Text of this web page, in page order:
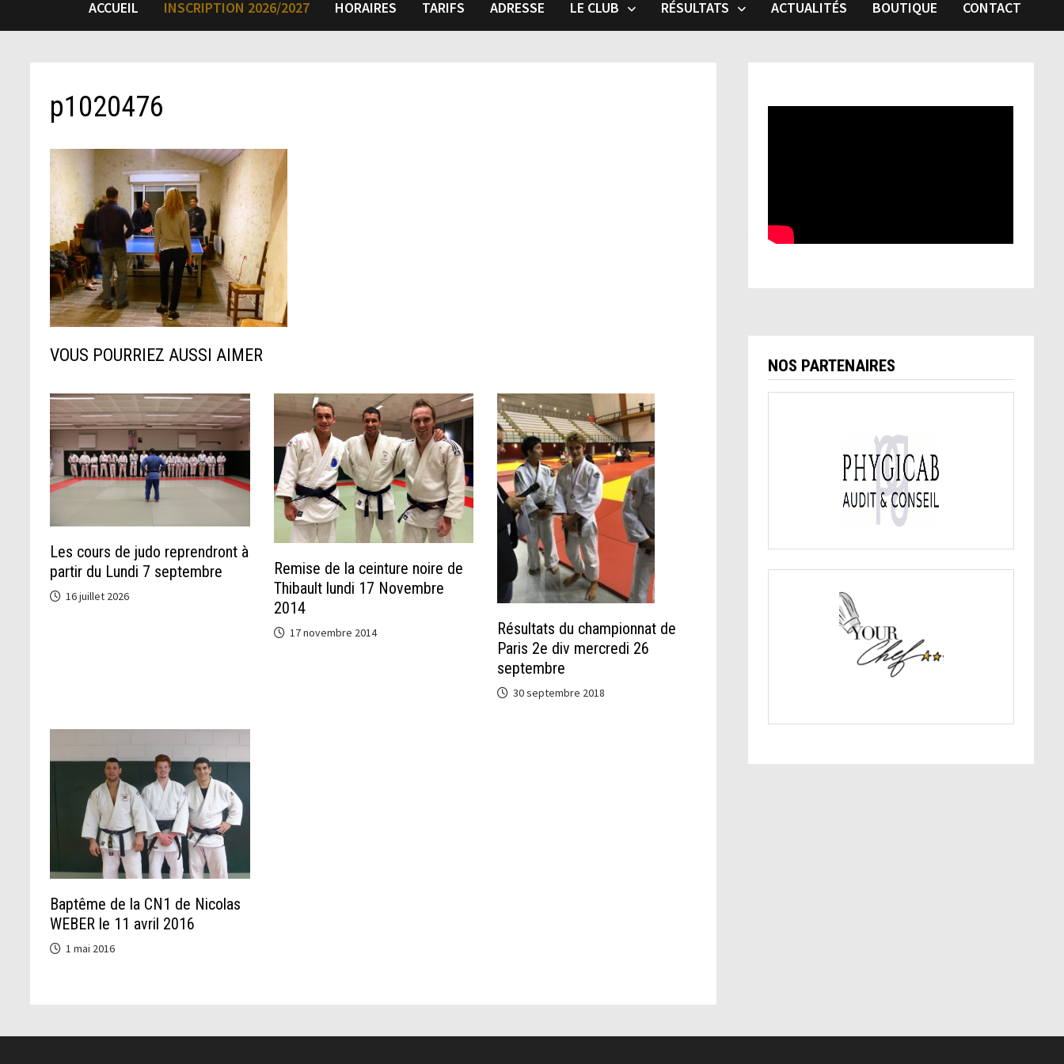
ACCUEIL INSCRIPTION 2026/2027 HORAIRES TARIFS ADRESSE LE CLUB RÉSULTATS ACTUALITÉS BOUTIQUE CONTACT
p1020476
VOUS POURRIEZ AUSSI AIMER
Les cours de judo reprendront à
partir du Lundi 7 septembre
16 juillet 2026
Remise de la ceinture noire de
Thibault lundi 17 Novembre
2014
17 novembre 2014
Résultats du championnat de
Paris 2e div mercredi 26
septembre
30 septembre 2018
Baptême de la CN1 de Nicolas
WEBER le 11 avril 2016
1 mai 2016
NOS PARTENAIRES